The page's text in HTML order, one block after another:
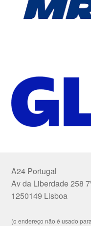
A24 Portugal
Av da Liberdade 258
1250149 Lisboa
(o endereço não é usado